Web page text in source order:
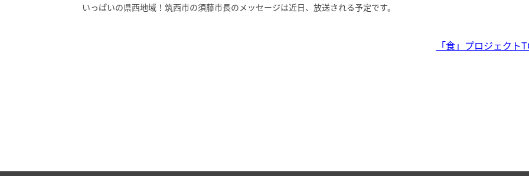
いっぱいの県西地域！筑西市の須藤市長のメッセージは近日、放送される予定です。
「食」プロジェクト